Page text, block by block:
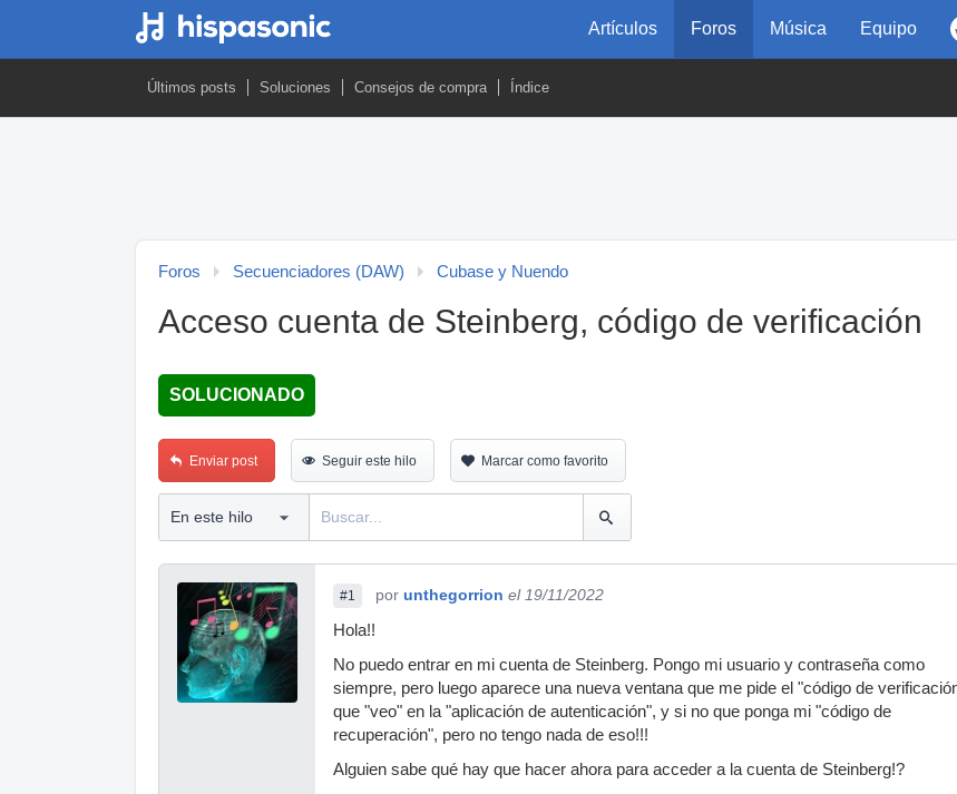
Artículos Foros Música Equipo
Últimos posts Soluciones Consejos de compra Índice
Foros Secuenciadores (DAW) Cubase y Nuendo
Acceso cuenta de Steinberg, código de verificación
SOLUCIONADO
Enviar post Seguir este hilo Marcar como favorito
#1 por unthegorrion el 19/11/2022
Hola!!
No puedo entrar en mi cuenta de Steinberg. Pongo mi usuario y contraseña como
siempre, pero luego aparece una nueva ventana que me pide el "código de
que "veo" en la "aplicación de autenticación", y si no que ponga mi "código de
recuperación", pero no tengo nada de eso!!!
Alguien sabe qué hay que hacer ahora para acceder a la cuenta de Steinberg!?